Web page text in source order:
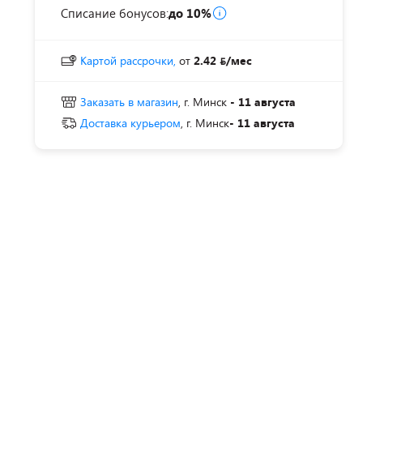
Списание бонусов:до 10%
Картой рассрочки, от 2.42 /мес
Заказать в магазин, г. Минск - 11 августа
Доставка курьером, г. Минск- 11 августа